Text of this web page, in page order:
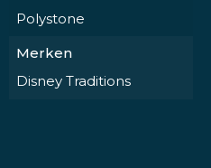
Polystone
Merken
Disney Traditions